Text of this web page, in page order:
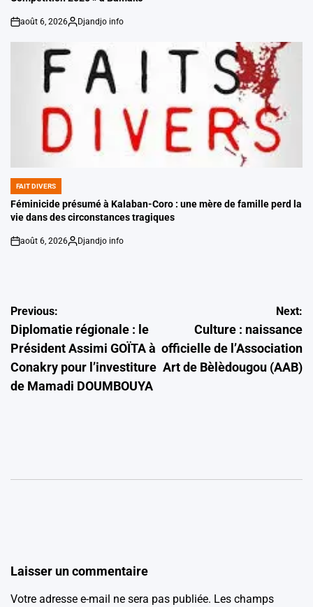
on
août 6, 2026
Posted
Djandjo info
POSTED
IN
FAIT DIVERS
Féminicide présumé à Kalaban-Coro : une mère de famille perd la
vie dans des circonstances tragiques
on
août 6, 2026
Posted
Djandjo info
Navigation
de
l’article
Previous:
Diplomatie régionale : le
Président Assimi GOÏTA à
Conakry pour l’investiture
de Mamadi DOUMBOUYA
Next:
Culture : naissance
officielle de l’Association
Art de Bèlèdougou (AAB)
Laisser un commentaire
Votre adresse e-mail ne sera pas publiée. Les champs